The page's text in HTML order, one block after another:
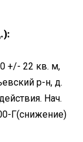
+/- 22 кв. м,
р-н, д.
Нач.
Г(снижение)